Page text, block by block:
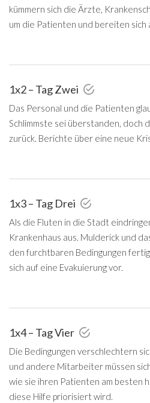
kümmern sich die Ärzte,
um die Patienten und bereiten sich
1x2 – Tag Zwei
Das Personal und die Patienten
Schlimmste sei überstanden, doch
zurück. Berichte über eine neue
1x3 – Tag Drei
Als die Fluten in die Stadt
Krankenhaus aus. Mulderick und
den furchtbaren Bedingungen
sich auf eine Evakuierung vor.
1x4 – Tag Vier
Die Bedingungen verschlechtern
und andere Mitarbeiter müssen
wie sie ihren Patienten am besten
diese Hilfe priorisiert wird.